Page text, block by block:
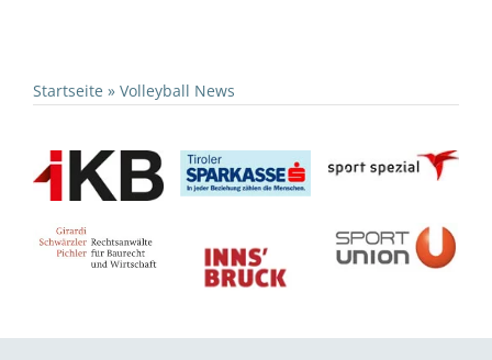
Startseite » Volleyball News